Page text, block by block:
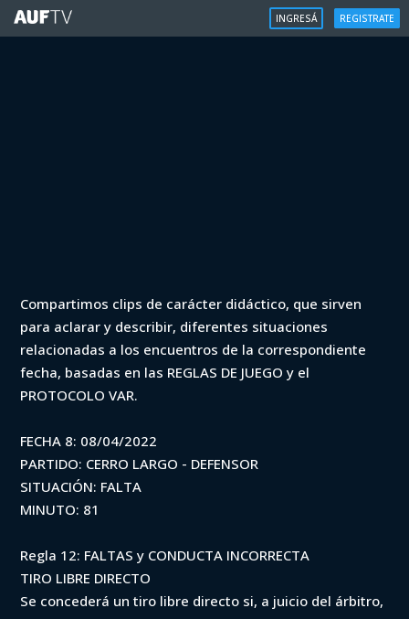
INGRESÁ REGISTRATE
VAR - Apertura 2022 - Cerro Largo vs
Defensor (min. 73)
Iniciá sesión para ver
Compartimos clips de carácter didáctico, que sirven
para aclarar y describir, diferentes situaciones
relacionadas a los encuentros de la correspondiente
fecha, basadas en las REGLAS DE JUEGO y el
PROTOCOLO VAR.
FECHA 8: 08/04/2022
PARTIDO: CERRO LARGO - DEFENSOR
SITUACIÓN: FALTA
MINUTO: 81
Regla 12: FALTAS y CONDUCTA INCORRECTA
TIRO LIBRE DIRECTO
Se concederá un tiro libre directo si, a juicio del árbitro,